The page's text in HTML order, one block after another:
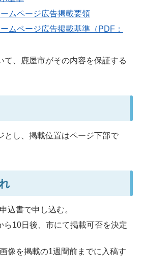
ムページ広告掲載要領
ムページ広告掲載基準（PDF：
て、鹿屋市がその内容を保証する
とし、掲載位置はページ下部で
込書で申し込む。
ら10日後、市にて掲載可否を決定
像を掲載の1週間前までに入稿す